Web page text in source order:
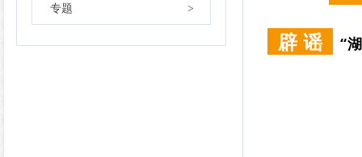
专题 >
辟 谣 “